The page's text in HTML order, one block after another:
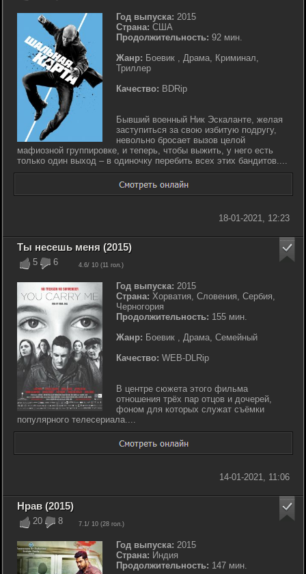
Год выпуска: 2015
Страна: США
Продолжительность: 92 мин.
Жанр: Боевик , Драма, Криминал,
Триллер
Качество: BDRip
Бывший военный Ник Эскаланте, желая
заступиться за свою избитую подругу,
невольно бросает вызов целой
мафиозной группировке, и теперь, чтобы выжить, у него есть
только один выход – в одиночку перебить всех этих бандитов....
18-01-2021, 12:23
5 6 4.6/ 10 (11 гол.)
Ты несешь меня (2015)
Год выпуска: 2015
Страна: Хорватия, Словения, Сербия,
Черногория
Продолжительность: 155 мин.
Жанр: Боевик , Драма, Семейный
Качество: WEB-DLRip
В центре сюжета этого фильма
отношения трёх пар отцов и дочерей,
фоном для которых служат съёмки
популярного телесериала....
14-01-2021, 11:06
20 8 7.1/ 10 (28 гол.)
Нрав (2015)
Год выпуска: 2015
Страна: Индия
Продолжительность: 147 мин.